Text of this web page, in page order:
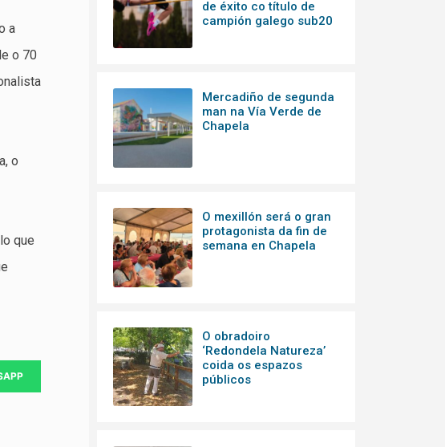
a
o 70
o
que
de éxito co título de
campión galego sub20
Mercadiño de segunda
man na Vía Verde de
Chapela
O mexillón será o gran
protagonista da fin de
semana en Chapela
O obradoiro
‘Redondela Natureza’
coida os espazos
públicos